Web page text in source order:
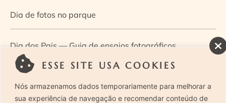
ESSE SITE USA COOKIES
Nós armazenamos dados temporariamente para melhorar a
sua experiência de navegação e recomendar conteúdo de
Dia de fotos no parque
Dia dos Pais — Guia de ensaios fotográficos
Dia Mundial da Infância: como a fotografia ajuda a
construir a memória e a identidade da criança